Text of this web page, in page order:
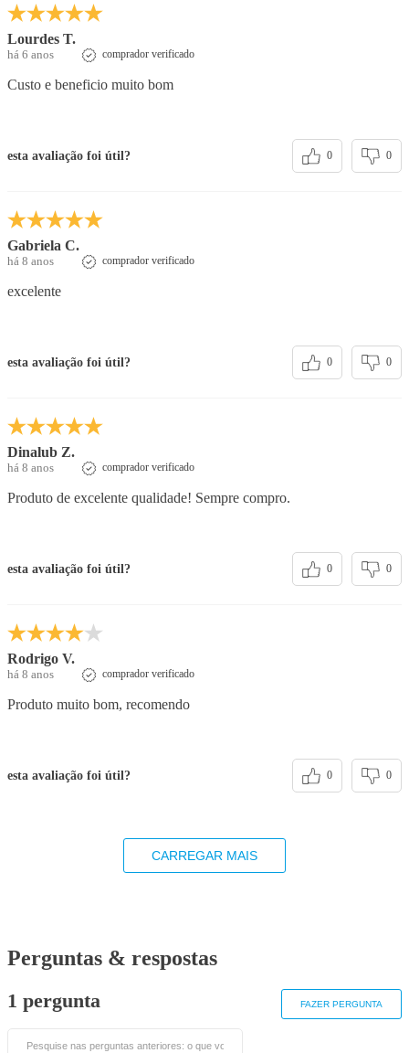
Lourdes T.
há 6 anos comprador verificado
Custo e beneficio muito bom
esta avaliação foi útil? 0 0
Gabriela C.
há 8 anos comprador verificado
excelente
esta avaliação foi útil? 0 0
Dinalub Z.
há 8 anos comprador verificado
Produto de excelente qualidade! Sempre compro.
esta avaliação foi útil? 0 0
Rodrigo V.
há 8 anos comprador verificado
Produto muito bom, recomendo
esta avaliação foi útil? 0 0
CARREGAR MAIS
Perguntas & respostas
1 pergunta FAZER PERGUNTA